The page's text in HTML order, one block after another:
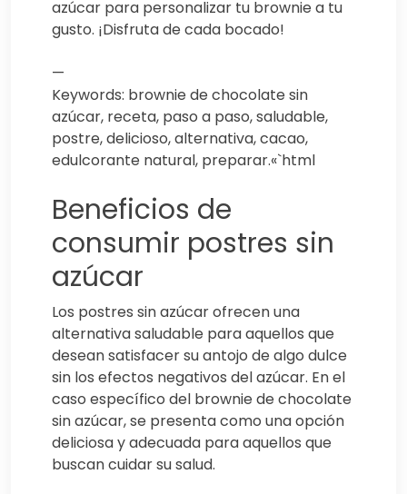
azúcar para personalizar tu brownie a tu
gusto. ¡Disfruta de cada bocado!
—
Keywords: brownie de chocolate sin
azúcar, receta, paso a paso, saludable,
postre, delicioso, alternativa, cacao,
edulcorante natural, preparar.«`html
Beneficios de
consumir postres sin
azúcar
Los postres sin azúcar ofrecen una
alternativa saludable para aquellos que
desean satisfacer su antojo de algo dulce
sin los efectos negativos del azúcar. En el
caso específico del brownie de chocolate
sin azúcar, se presenta como una opción
deliciosa y adecuada para aquellos que
buscan cuidar su salud.